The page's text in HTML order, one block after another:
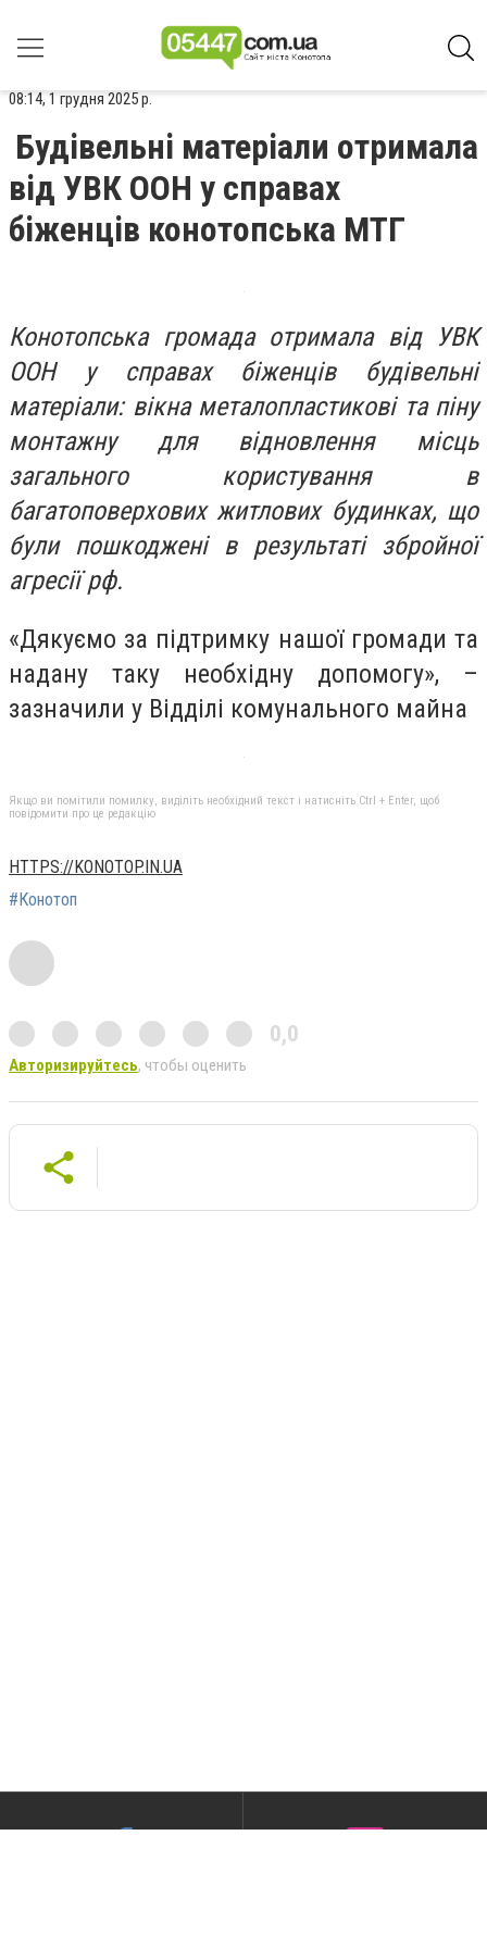
08:14, 1 грудня 2025 р.
Будівельні матеріали отримала
від УВК ООН у справах
біженців конотопська МТГ
Конотопська громада отримала від УВК
ООН у справах біженців будівельні
матеріали: вікна металопластикові та піну
монтажну для відновлення місць
загального користування в
багатоповерхових житлових будинках, що
були пошкоджені в результаті збройної
агресії рф.
«Дякуємо за підтримку нашої громади та
надану таку необхідну допомогу», –
зазначили у Відділі комунального майна
Якщо ви помітили помилку, виділіть необхідний текст і натисніть Ctrl + Enter, щоб
повідомити про це редакцію
HTTPS://KONOTOP.IN.UA
#Конотоп
0,0
Авторизируйтесь, чтобы оценить